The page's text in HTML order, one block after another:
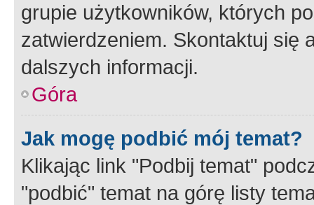
grupie użytkowników, których
zatwierdzeniem. Skontaktuj się
dalszych informacji.
Góra
Jak mogę podbić mój temat?
Klikając link "Podbij temat"
"podbić" temat na górę listy